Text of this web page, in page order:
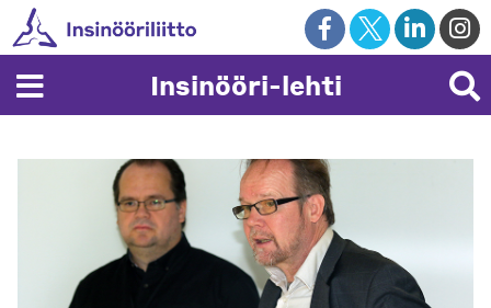
Skip
to
content
Insinööri-lehti